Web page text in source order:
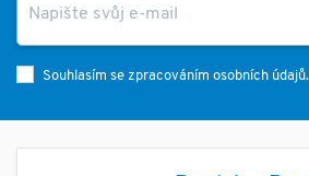
Souhlasím se zpracováním osobních údajů.